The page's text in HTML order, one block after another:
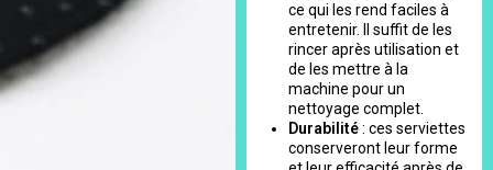
ce qui les rend faciles à
entretenir. Il suffit de les
rincer après utilisation et
de les mettre à la
machine pour un
nettoyage complet.
Durabilité: ces serviettes
conserveront leur forme